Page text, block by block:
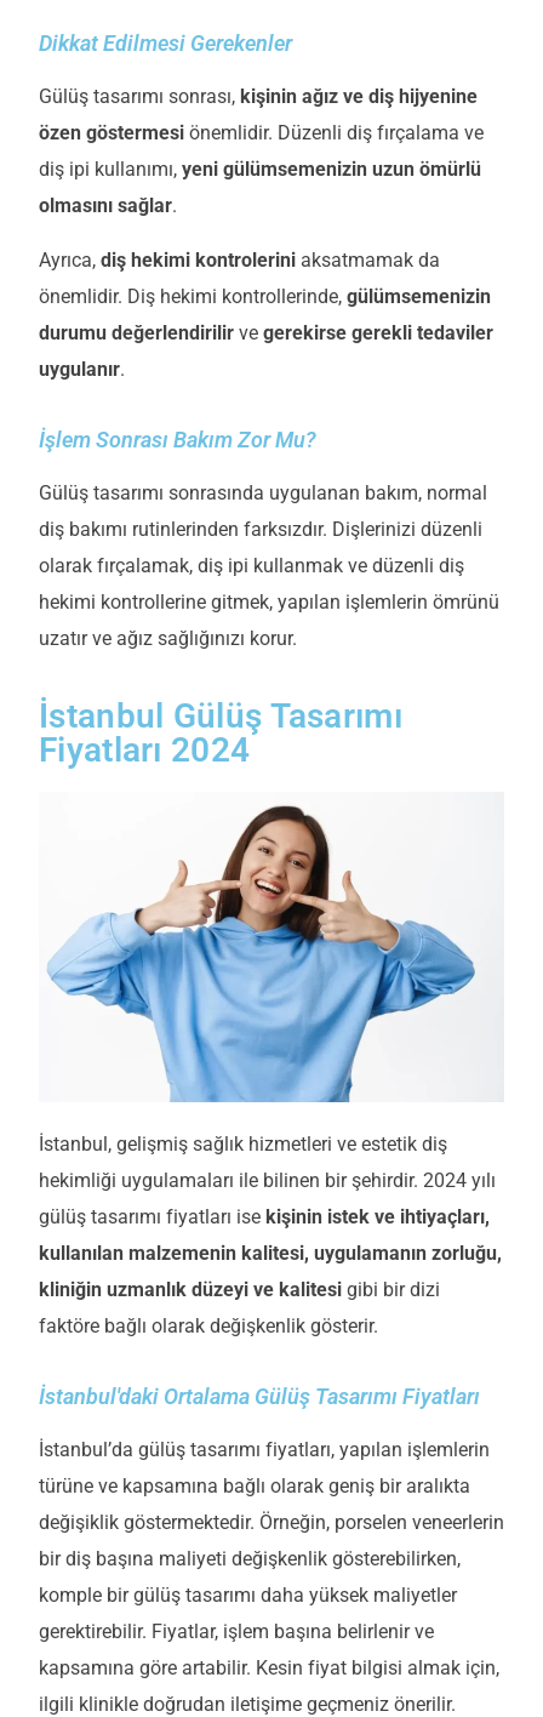
Dikkat Edilmesi Gerekenler
Gülüş tasarımı sonrası, kişinin ağız ve diş hijyenine
özen göstermesi önemlidir. Düzenli diş fırçalama ve
diş ipi kullanımı, yeni gülümsemenizin uzun ömürlü
olmasını sağlar.
Ayrıca, diş hekimi kontrolerini aksatmamak da
önemlidir. Diş hekimi kontrollerinde, gülümsemenizin
durumu değerlendirilir ve gerekirse gerekli tedaviler
uygulanır.
İşlem Sonrası Bakım Zor Mu?
Gülüş tasarımı sonrasında uygulanan bakım, normal
diş bakımı rutinlerinden farksızdır. Dişlerinizi düzenli
olarak fırçalamak, diş ipi kullanmak ve düzenli diş
hekimi kontrollerine gitmek, yapılan işlemlerin ömrünü
uzatır ve ağız sağlığınızı korur.
İstanbul Gülüş Tasarımı
Fiyatları 2024
İstanbul, gelişmiş sağlık hizmetleri ve estetik diş
hekimliği uygulamaları ile bilinen bir şehirdir. 2024 yılı
gülüş tasarımı fiyatları ise kişinin istek ve ihtiyaçları,
kullanılan malzemenin kalitesi, uygulamanın zorluğu,
kliniğin uzmanlık düzeyi ve kalitesi gibi bir dizi
faktöre bağlı olarak değişkenlik gösterir.
İstanbul'daki Ortalama Gülüş Tasarımı Fiyatları
İstanbul’da gülüş tasarımı fiyatları, yapılan işlemlerin
türüne ve kapsamına bağlı olarak geniş bir aralıkta
değişiklik göstermektedir. Örneğin, porselen veneerlerin
bir diş başına maliyeti değişkenlik gösterebilirken,
komple bir gülüş tasarımı daha yüksek maliyetler
gerektirebilir. Fiyatlar, işlem başına belirlenir ve
kapsamına göre artabilir. Kesin fiyat bilgisi almak için,
ilgili klinikle doğrudan iletişime geçmeniz önerilir.